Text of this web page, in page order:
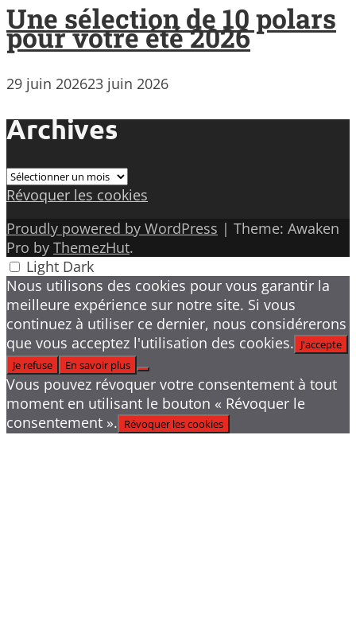
Une sélection de 10 polars
pour votre été 2026
29 juin 202623 juin 2026
Archives
Archives
Révoquer les cookies
Proudly powered by WordPress | Theme: Awaken
Pro by ThemezHut.
Light Dark
Nous utilisons des cookies pour vous garantir la
meilleure expérience sur notre site. Si vous
continuez à utiliser ce dernier, nous considérerons
que vous acceptez l'utilisation des cookies. J'accepte
Je refuse
En savoir plus
Vous pouvez révoquer votre consentement à tout
moment en utilisant le bouton « Révoquer le
consentement ». Révoquer les cookies